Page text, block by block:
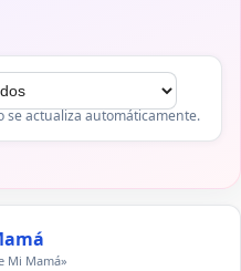
se actualiza automáticamente.
Mi Mamá»